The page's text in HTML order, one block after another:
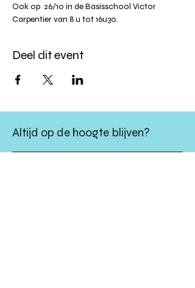
Ook op  26/10 in de Basisschool Victor
Carpentier van 8 u tot 16u30.
Deel dit event
Altijd op de hoogte blijven?